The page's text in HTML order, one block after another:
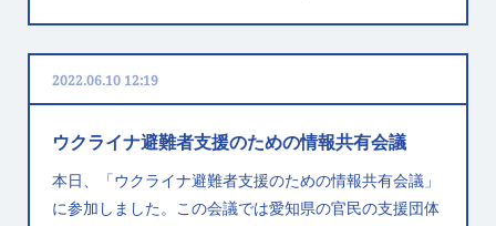
2022.06.10 12:19
ウクライナ避難者支援のための情報共有会議
本日、「ウクライナ避難者支援のための情報共有会議」
に参加しました。この会議では愛知県の官民の支援団体